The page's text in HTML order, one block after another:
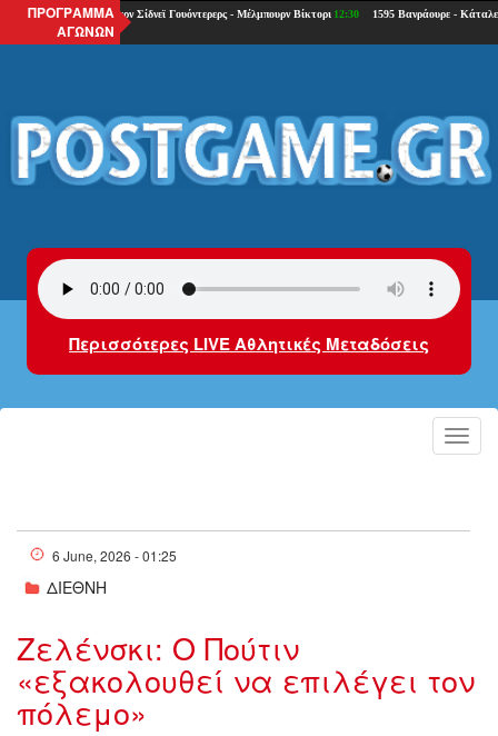
ΠΡΟΓΡΑΜΜΑ
ΑΓΩΝΩΝ
Περισσότερες LIVE Αθλητικές Μεταδόσεις
6 June, 2026 - 01:25
ΔΙΕΘΝΗ
Ζελένσκι: Ο Πούτιν
«εξακολουθεί να επιλέγει τον
πόλεμο»